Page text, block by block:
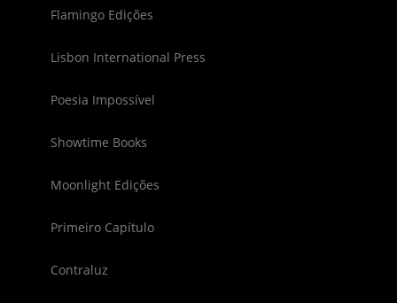
Flamingo Edições
Lisbon International Press
Poesia Impossível
Showtime Books
Moonlight Edições
Primeiro Capítulo
Contraluz